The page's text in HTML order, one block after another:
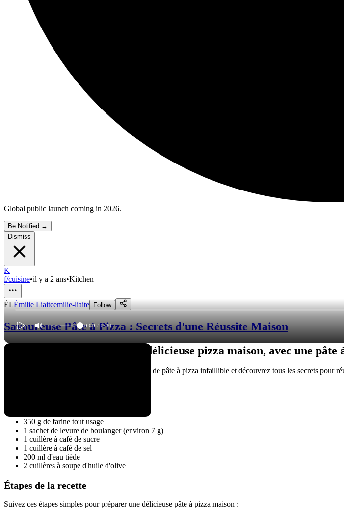
Global public launch coming in 2026.
Be Notified →
Dismiss
K
f/cuisine•il y a 2 ans•Kitchen
ÉLÉmilie Liaiteemilie-liaite Follow
Savoureuse Pâte à Pizza : Secrets d'une Réussite Maison
0:00 / 0:00
Vous rêvez de préparer une délicieuse pizza maison, avec une
Ne cherchez pas plus loin ! Suivez notre recette de pâte à pizza infaillible et découvrez tous les secrets pour
350 g de farine tout usage
1 sachet de levure de boulanger (environ 7 g)
1 cuillère à café de sucre
1 cuillère à café de sel
200 ml d'eau tiède
2 cuillères à soupe d'huile d'olive
Étapes de la recette
Suivez ces étapes simples pour préparer une délicieuse pâte à pizza maison :